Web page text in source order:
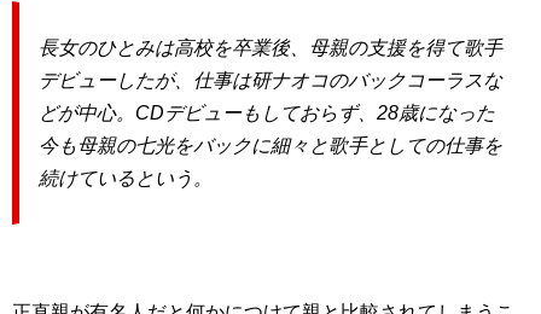
長女のひとみは高校を卒業後、母親の支援を得て歌手
デビューしたが、仕事は研ナオコのバックコーラスな
どが中心。CDデビューもしておらず、28歳になった
今も母親の七光をバックに細々と歌手としての仕事を
続けているという。